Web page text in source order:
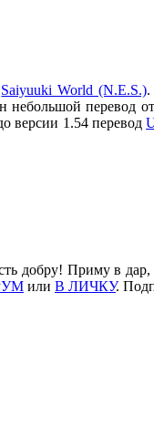
Saiyuuki World (N.E.S.).
небольшой перевод
версии 1.54 перевод
добру! Приму в
или В ЛИЧКУ.